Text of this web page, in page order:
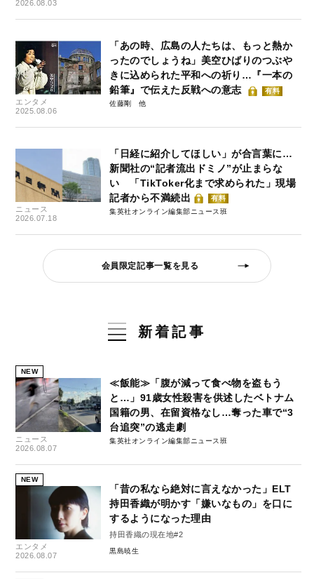
2026.08.03
エンタメ
2025.08.06
「あの時、広島の人たちは、もっと熱か
ったのでしょうね」美空ひばりのつぶや
きに込められた平和への祈り…『一本の
鉛筆』で伝えた反戦への意志
有料
佐藤剛
ニュース
2026.07.18
「日経に紹介してほしい」が合言葉に…
新聞社の“記者流出ドミノ”が止まらな
い 「TikToker化まで求められた」現場
記者から不満続出
有料
集英社オンライン編集部ニュース班
会員限定記事一覧を見る
新着記事
NEW
ニュース
2026.08.07
≪飯能≫「腹が減って食べ物を盗もう
と…」91歳女性殺害を供述したベトナム
国籍の男、在留資格なし…奪った車で“3
台追突”の逃走劇
集英社オンライン編集部ニュース班
NEW
エンタメ
2026.08.07
「昔の私なら絶対に言えなかった」ELT
持田香織が明かす「嫌いなもの」を口に
するようになった理由
持田香織の現在地#2
黒島暁生